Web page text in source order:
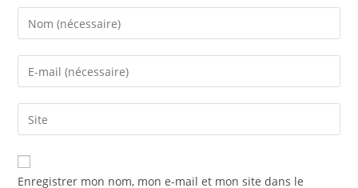
Enregistrer mon nom, mon e-mail et mon site dans le